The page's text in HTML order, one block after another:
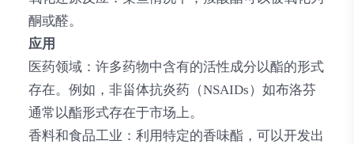
酮或醛。
应用
医药领域：许多药物中含有的活性成分以酯的形式
存在。例如，非甾体抗炎药（NSAIDs）如布洛芬
通常以酯形式存在于市场上。
香料和食品工业 ：利用特定的香味酯，可以开发出